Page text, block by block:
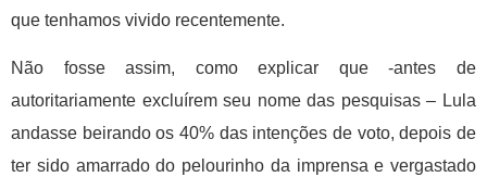
que tenhamos vivido recentemente.
Não fosse assim, como explicar que -antes de
autoritariamente excluírem seu nome das pesquisas – Lula
andasse beirando os 40% das intenções de voto, depois de
ter sido amarrado do pelourinho da imprensa e vergastado